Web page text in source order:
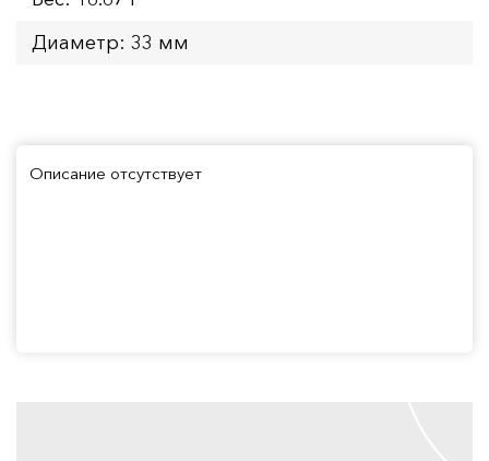
Диаметр: 33 мм
Описание отсутствует